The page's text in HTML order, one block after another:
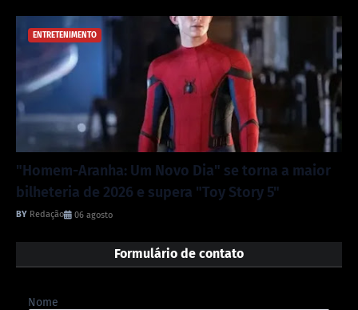
ENTRETENIMENTO
"Homem-Aranha: Um Novo Dia" se torna a maior
bilheteria de 2026 e supera "Toy Story 5"
Redação 06 agosto
Formulário de contato
Nome